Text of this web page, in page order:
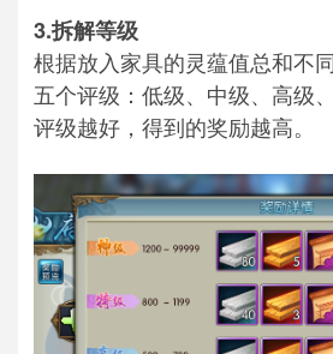
3.拆解等级
根据放入家具的灵蕴值总和不
五个评级：低级、中级、高级
评级越好，得到的奖励越高。